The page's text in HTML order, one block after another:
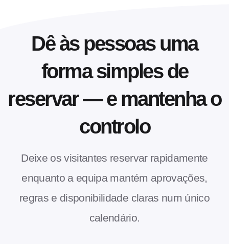
Dê às pessoas uma
forma simples de
reservar — e mantenha o
controlo
Deixe os visitantes reservar rapidamente
enquanto a equipa mantém aprovações,
regras e disponibilidade claras num único
calendário.